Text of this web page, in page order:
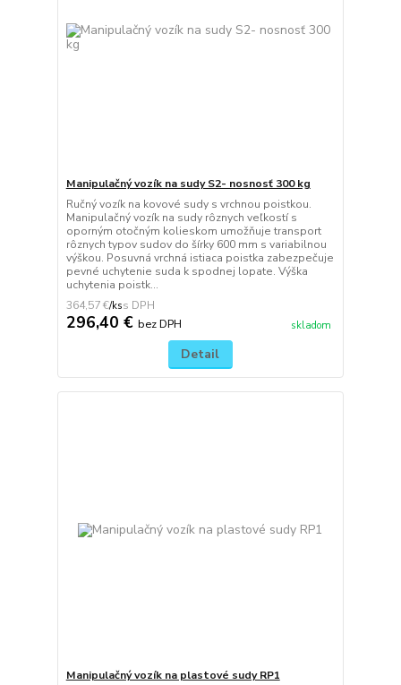
Manipulačný vozík na sudy S2- nosnosť 300 kg
Ručný vozík na kovové sudy s vrchnou poistkou.
Manipulačný vozík na sudy rôznych veľkostí s
oporným otočným kolieskom umožňuje transport
rôznych typov sudov do šírky 600 mm s variabilnou
výškou. Posuvná vrchná istiaca poistka zabezpečuje
pevné uchytenie suda k spodnej lopate. Výška
uchytenia poistk...
364,57 €/ks
296,40 € bez DPH skladom
Detail
Manipulačný vozík na plastové sudy RP1